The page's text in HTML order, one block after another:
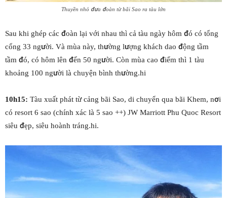
Thuyền nhỏ đưa đoàn từ bãi Sao ra tàu lớn
Sau khi ghép các đoàn lại với nhau thì cả tàu ngày hôm đó có tổng
cổng 33 người. Và mùa này, thường lượng khách dao động tầm
tầm đó, có hôm lên đến 50 người. Còn mùa cao điểm thì 1 tàu
khoảng 100 người là chuyện bình thường.hi
10h15: Tàu xuất phát từ cảng bãi Sao, di chuyển qua bãi Khem, nơi
có resort 6 sao (chính xác là 5 sao ++) JW Marriott Phu Quoc Resort
siêu đẹp, siêu hoành tráng.hi.